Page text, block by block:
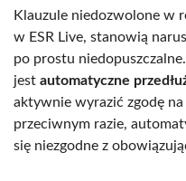
Klauzule niedozwolone w
w ESR Live, stanowią
po prostu
jest automatyczne
aktywnie wyrazić zgodę
przeciwnym razie,
się niezgodne z